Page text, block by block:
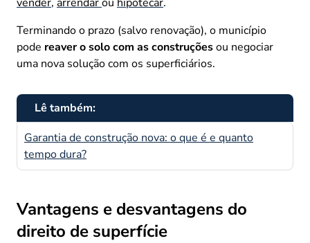
Terminando o prazo (salvo renovação), o município
pode reaver o solo com as construçõesou negociar
uma nova solução com os superficiários.
Lê também:
Garantia de construção nova: o que é e quanto
tempo dura?
Vantagens e desvantagens do
direito de superfície